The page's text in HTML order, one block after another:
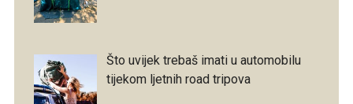
Što uvijek trebaš imati u automobilu
tijekom ljetnih road tripova